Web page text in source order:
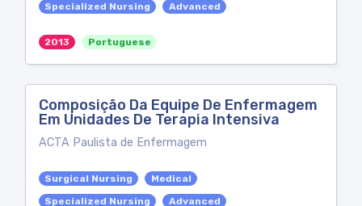
Specialized Nursing
Advanced
2013 Portuguese
Composição Da Equipe De Enfermagem
Em Unidades De Terapia Intensiva
ACTA Paulista de Enfermagem
Surgical Nursing
Medical
Specialized Nursing
Advanced